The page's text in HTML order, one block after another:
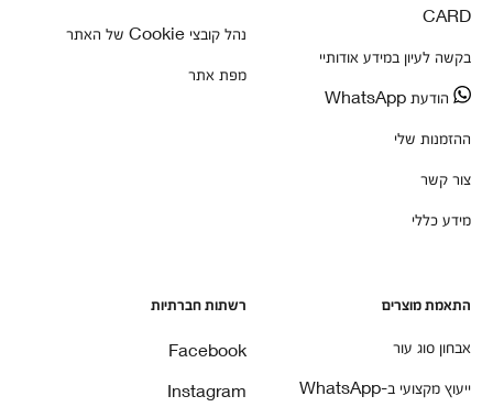
CARD
בקשה לעיון במידע אודותיי
הודעת WhatsApp
ההזמנות שלי
צור קשר
מידע כללי
נהל קובצי Cookie של האתר
מפת אתר
התאמת מוצרים
אבחון סוג עור
ייעוץ מקצועי ב-WhatsApp
רשתות חברתיות
Facebook
Instagram